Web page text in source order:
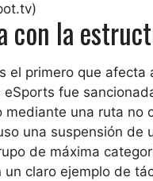
con la
el primero que
eSports fue
mediante una ruta no
una suspensión de
de máxima
un claro ejemplo de